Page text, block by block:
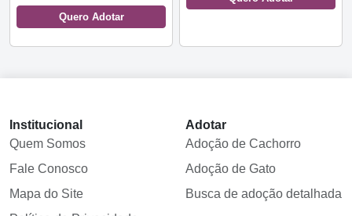
Quero Adotar
Institucional
Quem Somos
Fale Conosco
Mapa do Site
Adotar
Adoção de Cachorro
Adoção de Gato
Busca de adoção detalhada